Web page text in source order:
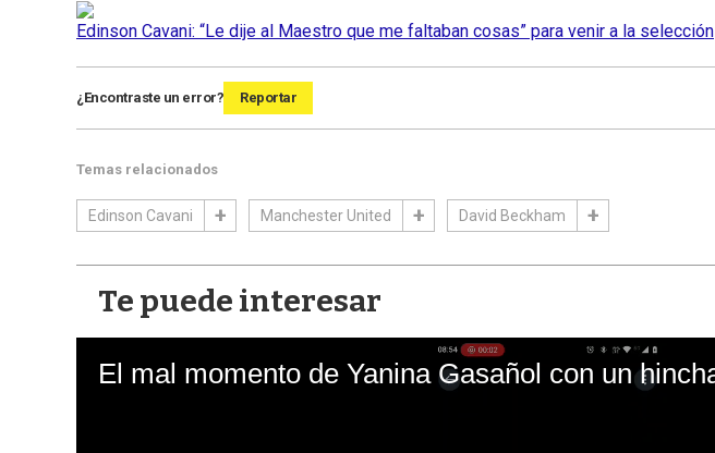
Edinson Cavani: “Le dije al Maestro que me faltaban cosas” para venir a la selección
¿Encontraste un error? Reportar
Temas relacionados
Edinson Cavani Manchester United David Beckham
Te puede interesar